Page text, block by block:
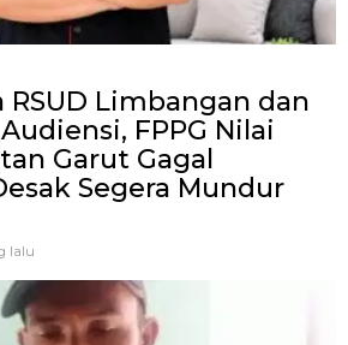
RSUD Limbangan dan
FPPG Nilai
Garut Gagal
Segera Mundur
lalu